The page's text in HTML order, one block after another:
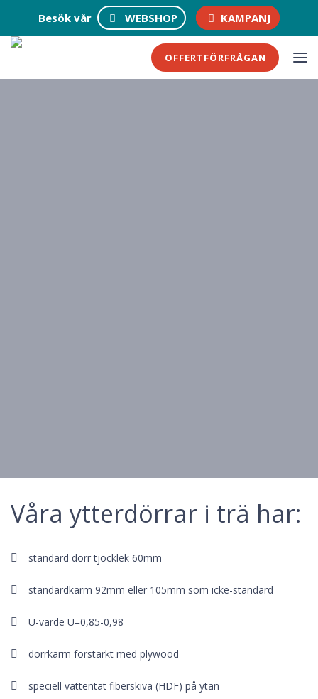
Besök vår WEBSHOP KAMPANJ
OFFERTFÖRFRÅGAN
Våra ytterdörrar i trä har:
standard dörr tjocklek 60mm
standardkarm 92mm eller 105mm som icke-standard
U-värde U=0,85-0,98
dörrkarm förstärkt med plywood
speciell vattentät fiberskiva (HDF) på ytan